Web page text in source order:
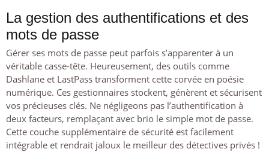
La gestion des authentifications et des
mots de passe
Gérer ses mots de passe peut parfois s’apparenter à un
véritable casse-tête. Heureusement, des outils comme
Dashlane et LastPass transforment cette corvée en poésie
numérique. Ces gestionnaires stockent, génèrent et sécurisent
vos précieuses clés. Ne négligeons pas l’authentification à
deux facteurs, remplaçant avec brio le simple mot de passe.
Cette couche supplémentaire de sécurité est facilement
intégrable et rendrait jaloux le meilleur des détectives privés !